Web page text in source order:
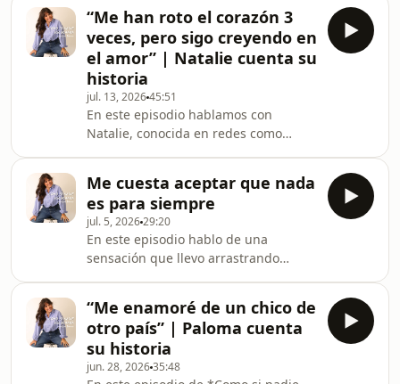
sueño. En este episodio reflexionamos
sobre por qué nos cuesta tanto dejar
ir, cómo diferenciar la perseverancia
del apego y cuáles son las señales de
que quizá ya no se trata de seguir
luchando, sino de empezar a elegirte
a ti. Porque no todo merece tu e
“Me han roto el corazón 3
veces, pero sigo creyendo en
el amor” | Natalie cuenta su
historia
jul. 13, 202645:51
En este episodio hablamos con
Natalie, conocida en redes como
las que puede romperse el corazón.
Natalie nos cuenta cómo vivió sus tres
grandes rupturas: el amor
adolescente que le fue infiel con su
mejor amiga, una relación marcada
por una adicción y su ruptura más
reciente, en la que tuvo que aceptar
que dos buenas personas tamb
Me cuesta aceptar que nada
es para siempre
jul. 5, 202629:20
En este episodio hablo de una
sensación que llevo arrastrando
la vida pasa, que las etapas cambian
y que nada de lo que queremos es
para siempre. Hablo del miedo a
hacerme mayor, de la nostalgia por
“Me enamoré de un chico de
otro país” | Paloma cuenta
su historia
jun. 28, 202635:48